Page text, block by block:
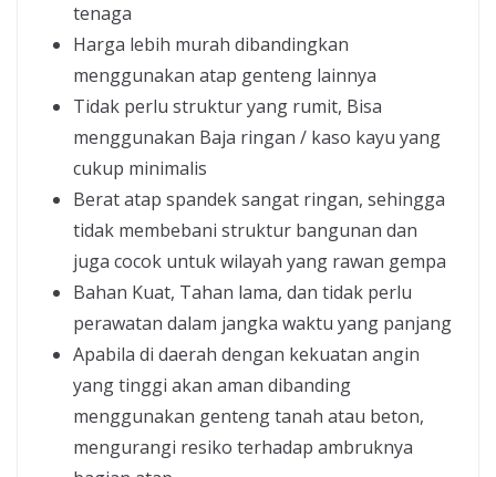
tenaga
Harga lebih murah dibandingkan
menggunakan atap genteng lainnya
Tidak perlu struktur yang rumit, Bisa
menggunakan Baja ringan / kaso kayu yang
cukup minimalis
Berat atap spandek sangat ringan, sehingga
tidak membebani struktur bangunan dan
juga cocok untuk wilayah yang rawan gempa
Bahan Kuat, Tahan lama, dan tidak perlu
perawatan dalam jangka waktu yang panjang
Apabila di daerah dengan kekuatan angin
yang tinggi akan aman dibanding
menggunakan genteng tanah atau beton,
mengurangi resiko terhadap ambruknya